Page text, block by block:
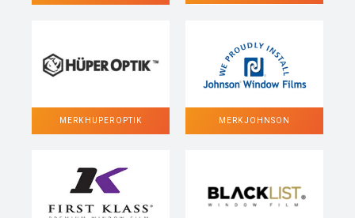
MERK HUPER OPTIK MERK JOHNSON